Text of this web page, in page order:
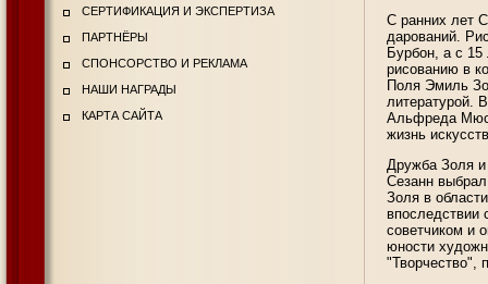
СЕРТИФИКАЦИЯ И ЭКСПЕРТИЗА
ПАРТНЁРЫ
СПОНСОРСТВО И РЕКЛАМА
НАШИ НАГРАДЫ
КАРТА САЙТА
С ранних лет
дарований.
Бурбон, а с
рисованию в
Поля Эмиль
литературой.
Альфреда
жизнь
Дружба Золя
Сезанн
Золя в
советчиком и
юности
"Творчество",